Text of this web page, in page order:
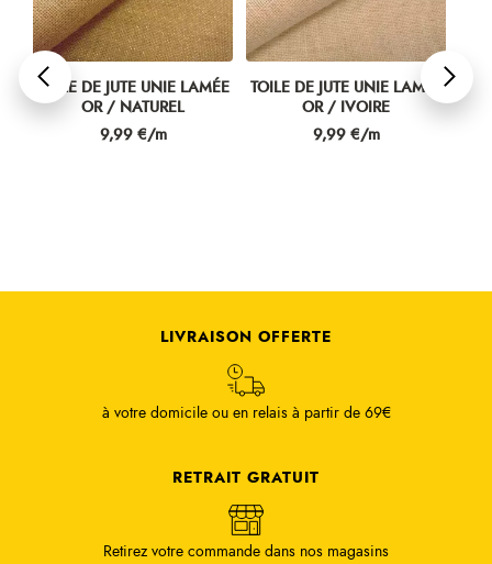
TOILE DE JUTE UNIE LAMÉE
OR / NATUREL
Prix
9,99 €/m
TOILE DE JUTE UNIE LAMÉE
OR / IVOIRE
Prix
9,99 €/m
LIVRAISON OFFERTE
à votre domicile ou en relais à partir de 69€
RETRAIT GRATUIT
Retirez votre commande dans nos magasins